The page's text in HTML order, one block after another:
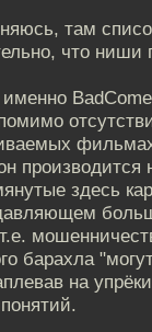
там
что ниши
производится
здесь
барахла
на